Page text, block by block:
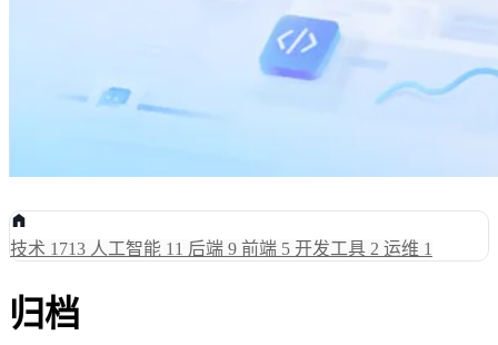
技术 1713 人工智能 11 后端 9 前端 5 开发工具 2 运维 1
归档